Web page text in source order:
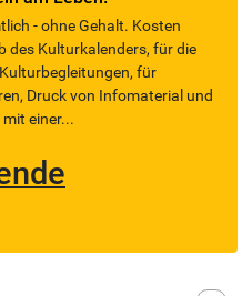
- ohne Gehalt. Kosten
des Kulturkalenders, für die
für
Druck von Infomaterial und
einer...